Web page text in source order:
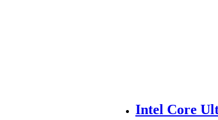
Intel Core